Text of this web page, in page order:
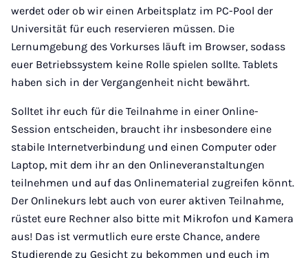
werdet oder ob wir einen Arbeitsplatz im PC-Pool der
Universität für euch reservieren müssen. Die
Lernumgebung des Vorkurses läuft im Browser, sodass
euer Betriebssystem keine Rolle spielen sollte. Tablets
haben sich in der Vergangenheit nicht bewährt.
Solltet ihr euch für die Teilnahme in einer Online-
Session entscheiden, braucht ihr insbesondere eine
stabile Internetverbindung und einen Computer oder
Laptop, mit dem ihr an den Onlineveranstaltungen
teilnehmen und auf das Onlinematerial zugreifen könnt.
Der Onlinekurs lebt auch von eurer aktiven Teilnahme,
rüstet eure Rechner also bitte mit Mikrofon und Kamera
aus! Das ist vermutlich eure erste Chance, andere
Studierende zu Gesicht zu bekommen und euch im